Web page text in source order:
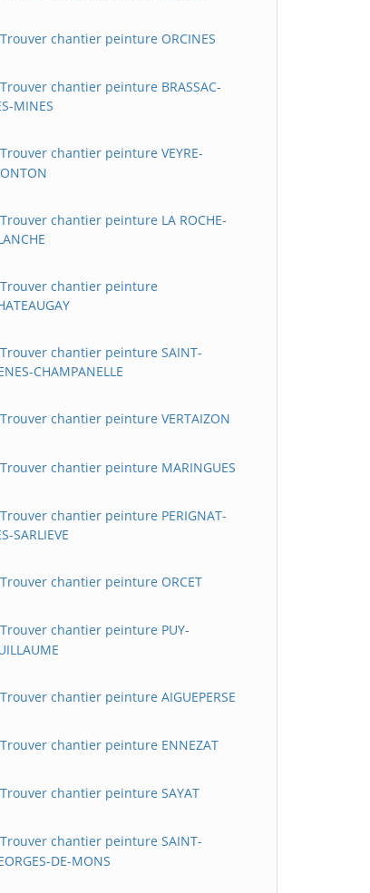
Trouver chantier peinture ORCINES
Trouver chantier peinture BRASSAC-
MINES
Trouver chantier peinture VEYRE-
Trouver chantier peinture LA ROCHE-
Trouver chantier peinture
Trouver chantier peinture SAINT-
CHAMPANELLE
Trouver chantier peinture VERTAIZON
Trouver chantier peinture MARINGUES
Trouver chantier peinture PERIGNAT-
SARLIEVE
Trouver chantier peinture ORCET
Trouver chantier peinture PUY-
Trouver chantier peinture AIGUEPERSE
Trouver chantier peinture ENNEZAT
Trouver chantier peinture SAYAT
Trouver chantier peinture SAINT-
DE-MONS